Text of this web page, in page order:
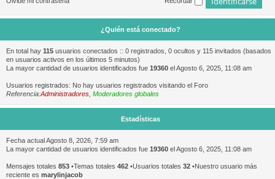
¿Quién está conectado?
En total hay 115 usuarios conectados :: 0 registrados, 0 ocultos y 115 invitados (basados
en usuarios activos en los últimos 5 minutos)
La mayor cantidad de usuarios identificados fue 19360 el Agosto 6, 2025, 11:08 am
Usuarios registrados: No hay usuarios registrados visitando el Foro
Referencia:Administradores Moderadores globales
Estadísticas
Fecha actual Agosto 8, 2026, 7:59 am
La mayor cantidad de usuarios identificados fue 19360 el Agosto 6, 2025, 11:08 am
Mensajes totales 853 •Temas totales 462 •Usuarios totales 32 •Nuestro usuario más
reciente es marylinjacob